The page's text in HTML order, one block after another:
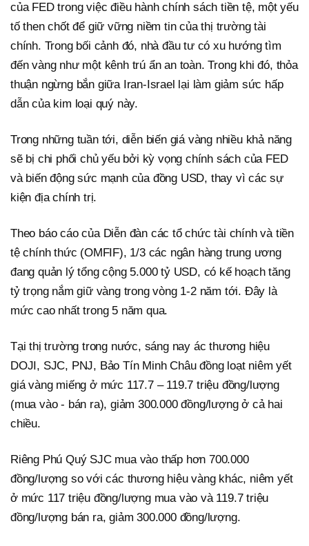
của FED trong việc điều hành chính sách tiền tệ, một yếu
tố then chốt để giữ vững niềm tin của thị trường tài
chính. Trong bối cảnh đó, nhà đầu tư có xu hướng tìm
đến vàng như một kênh trú ẩn an toàn. Trong khi đó, thỏa
thuận ngừng bắn giữa Iran-Israel lại làm giảm sức hấp
dẫn của kim loại quý này.
Trong những tuần tới, diễn biến giá vàng nhiều khả năng
sẽ bị chi phối chủ yếu bởi kỳ vọng chính sách của FED
và biến động sức mạnh của đồng USD, thay vì các sự
kiện địa chính trị.
Theo báo cáo của Diễn đàn các tổ chức tài chính và tiền
tệ chính thức (OMFIF), 1/3 các ngân hàng trung ương
đang quản lý tổng cộng 5.000 tỷ USD, có kế hoạch tăng
tỷ trọng nắm giữ vàng trong vòng 1-2 năm tới. Đây là
mức cao nhất trong 5 năm qua.
Tại thị trường trong nước, sáng nay ác thương hiệu
DOJI, SJC, PNJ, Bảo Tín Minh Châu đồng loạt niêm yết
giá vàng miếng ở mức 117.7 – 119.7 triệu đồng/lượng
(mua vào - bán ra), giảm 300.000 đồng/lượng ở cả hai
chiều.
Riêng Phú Quý SJC mua vào thấp hơn 700.000
đồng/lượng so với các thương hiệu vàng khác, niêm yết
ở mức 117 triệu đồng/lượng mua vào và 119.7 triệu
đồng/lượng bán ra, giảm 300.000 đồng/lượng.